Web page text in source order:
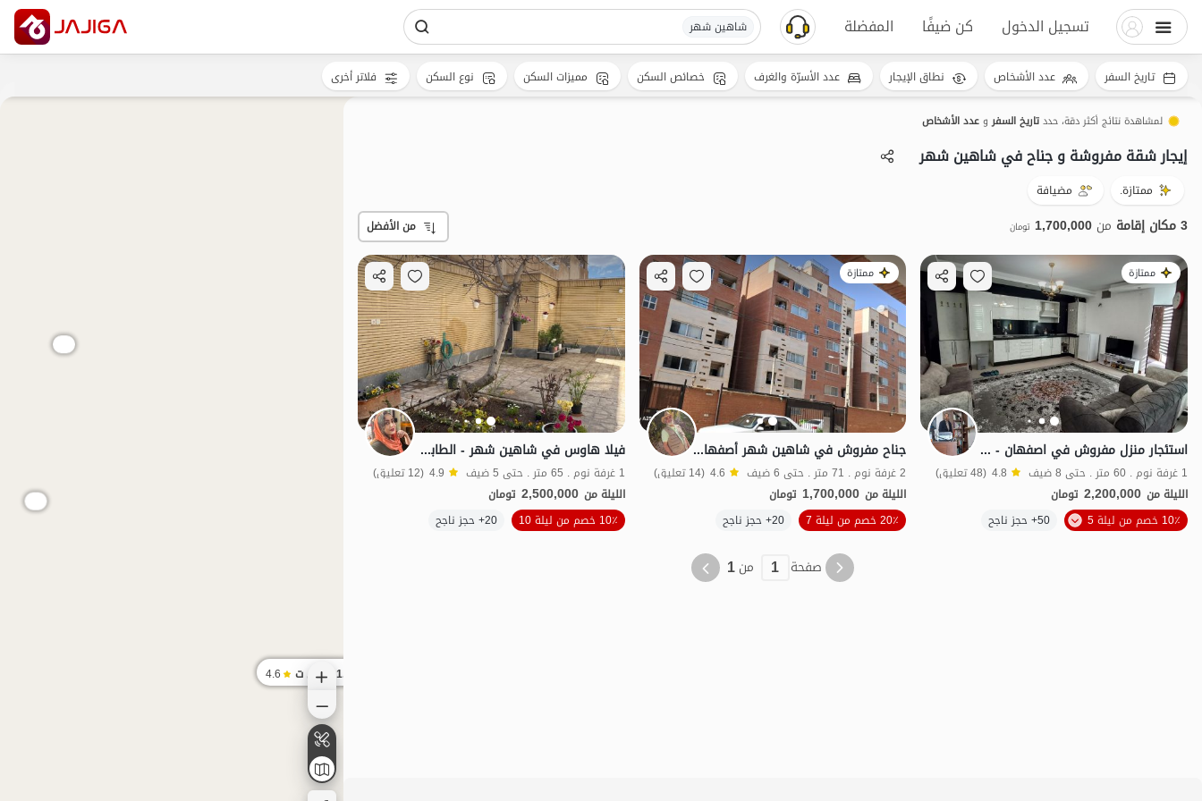
تسجيل الدخول كن ضيفًا المفضلة شاهین شهر
1.7 مليون ت 4.6
لمشاهدة نتائج أكثر دقة، حددتاريخ السفروعدد الأشخاص
إيجار شقة مفروشة و جناح في شاهین شهر
ممتازة. مضيافة
3 مكان إقامة من 1,700,000 تومان من الأفضل
ممتازة
استئجار منزل مفروش في اصفهان - شاهينشهر
1 غرفة نوم . 60 متر . حتى 8 ضيف 4.8 (48 تعليق)
الليلة من 2,200,000 تومان
10٪ خصم من ليلة 5
50+ حجز ناجح الموقع على الخريطة
ممتازة
جناح مفروش في شاهين شهر أصفهان - الطابق الثالث
2 غرفة نوم . 71 متر . حتى 6 ضيف 4.6 (14 تعليق)
الليلة من 1,700,000 تومان
20٪ خصم من ليلة 7
20+ حجز ناجح الموقع على الخريطة
فيلا هاوس في شاهین شهر - الطابق الأرضي
1 غرفة نوم . 65 متر . حتى 5 ضيف 4.9 (12 تعليق)
الليلة من 2,500,000 تومان
10٪ خصم من ليلة 10
20+ حجز ناجح
صفحة 1 من1
تاريخ السفر عدد الأشخاص نطاق الإيجار عدد الأسرّة والغرف خصائص السكن مميزات السكن نوع السكن فلاتر أخرى